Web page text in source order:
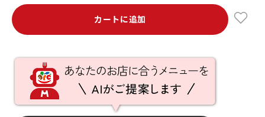
カートに追加